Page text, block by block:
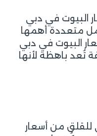
البيوت في دبي
متعددة أهمها
البيوت في دبي
تُعد باهظة لأنها
للقلق من أسعار